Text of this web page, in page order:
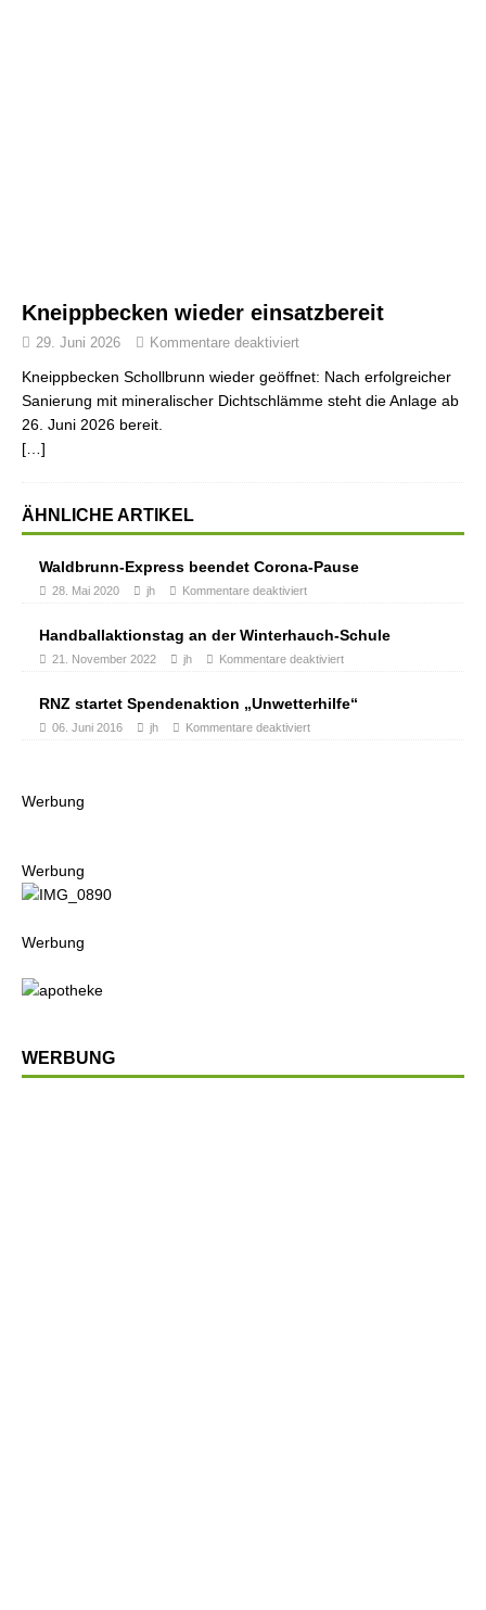
Kneippbecken wieder einsatzbereit
29. Juni 2026 Kommentare deaktiviert
Kneippbecken Schollbrunn wieder geöffnet: Nach erfolgreicher
Sanierung mit mineralischer Dichtschlämme steht die Anlage ab
26. Juni 2026 bereit.
[…]
ÄHNLICHE ARTIKEL
Waldbrunn-Express beendet Corona-Pause
28. Mai 2020 jh Kommentare deaktiviert
Handballaktionstag an der Winterhauch-Schule
21. November 2022 jh Kommentare deaktiviert
RNZ startet Spendenaktion „Unwetterhilfe“
06. Juni 2016 jh Kommentare deaktiviert
Werbung
Werbung
Werbung
WERBUNG